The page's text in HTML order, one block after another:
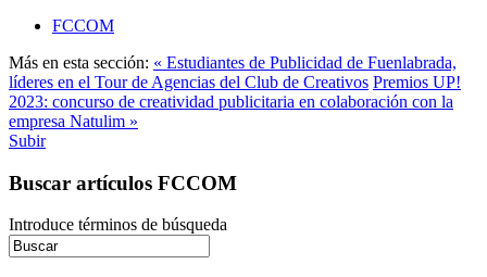
FCCOM
Más en esta sección: « Estudiantes de Publicidad de Fuenlabrada,
líderes en el Tour de Agencias del Club de Creativos Premios UP!
2023: concurso de creatividad publicitaria en colaboración con la
empresa Natulim »
Subir
Buscar artículos FCCOM
Introduce términos de búsqueda